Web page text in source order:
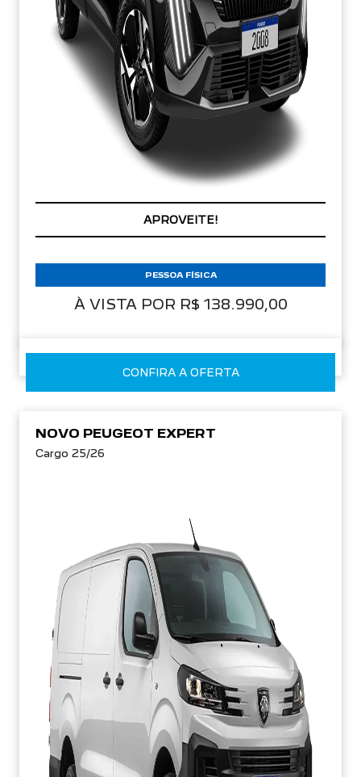
APROVEITE!
À VISTA POR R$ 138.990,00
PESSOA FÍSICA
CONFIRA A OFERTA
NOVO PEUGEOT EXPERT
Cargo 25/26